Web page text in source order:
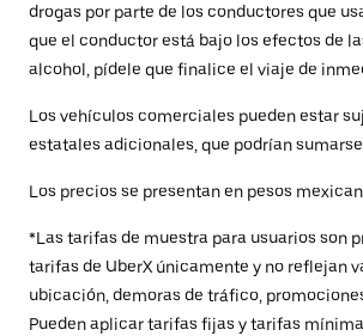
drogas por parte de los conductores que
que el conductor está bajo los efectos de
alcohol, pídele que finalice el viaje de
Los vehículos comerciales pueden estar
estatales adicionales, que podrían
Los precios se presentan en pesos
*Las tarifas de muestra para usuarios son
tarifas de UberX únicamente y no reflejan
ubicación, demoras de tráfico,
Pueden aplicar tarifas fijas y tarifas